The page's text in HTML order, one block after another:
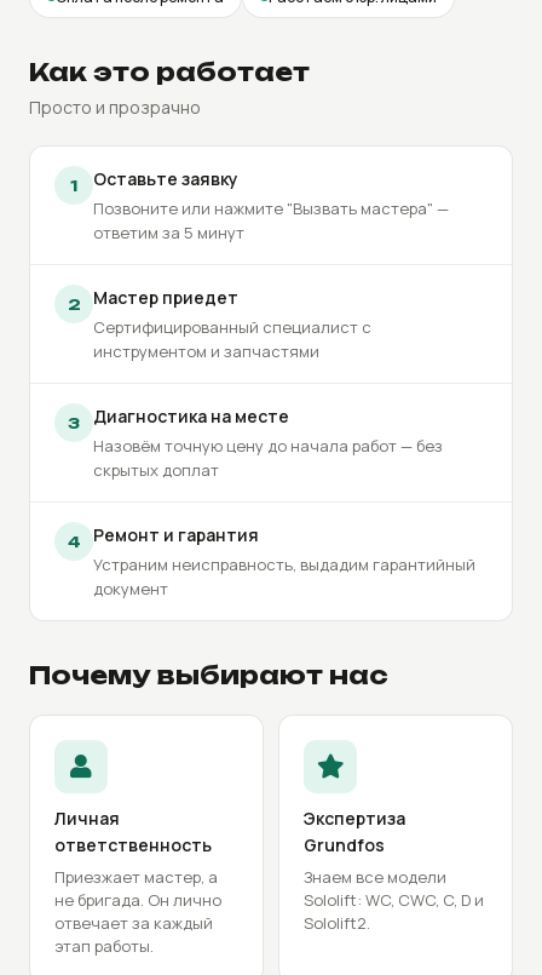
Как это работает
Просто и прозрачно
1 Оставьте заявку
Позвоните или нажмите "Вызвать мастера" —
ответим за 5 минут
2 Мастер приедет
Сертифицированный специалист с
инструментом и запчастями
3 Диагностика на месте
Назовём точную цену до начала работ — без
скрытых доплат
4 Ремонт и гарантия
Устраним неисправность, выдадим гарантийный
документ
Почему выбирают нас
Личная
ответственность
Приезжает мастер, а
не бригада. Он лично
отвечает за каждый
этап работы.
Экспертиза
Grundfos
Знаем все модели
Sololift: WC, CWC, C, D и
Sololift2.